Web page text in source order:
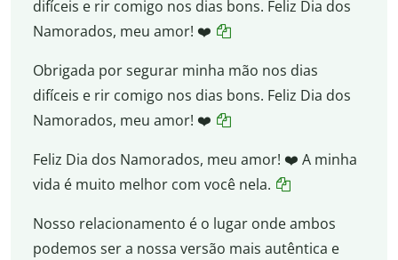
difíceis e rir comigo nos dias bons. Feliz Dia dos
Namorados, meu amor! ❤️
Obrigada por segurar minha mão nos dias
difíceis e rir comigo nos dias bons. Feliz Dia dos
Namorados, meu amor! ❤️
Feliz Dia dos Namorados, meu amor! ❤️ A minha
vida é muito melhor com você nela.
Nosso relacionamento é o lugar onde ambos
podemos ser a nossa versão mais autêntica e